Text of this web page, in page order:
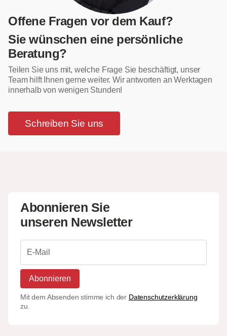
Offene Fragen vor dem Kauf?
Sie wünschen eine persönliche
Beratung?
Teilen Sie uns mit, welche Frage Sie beschäftigt, unser
Team hilft Ihnen gerne weiter. Wir antworten an Werktagen
innerhalb von wenigen Stunden!
Schreiben Sie uns
Abonnieren Sie
unseren Newsletter
Abonnieren
Mit dem Absenden stimme ich der Datenschutzerklärung
zu.